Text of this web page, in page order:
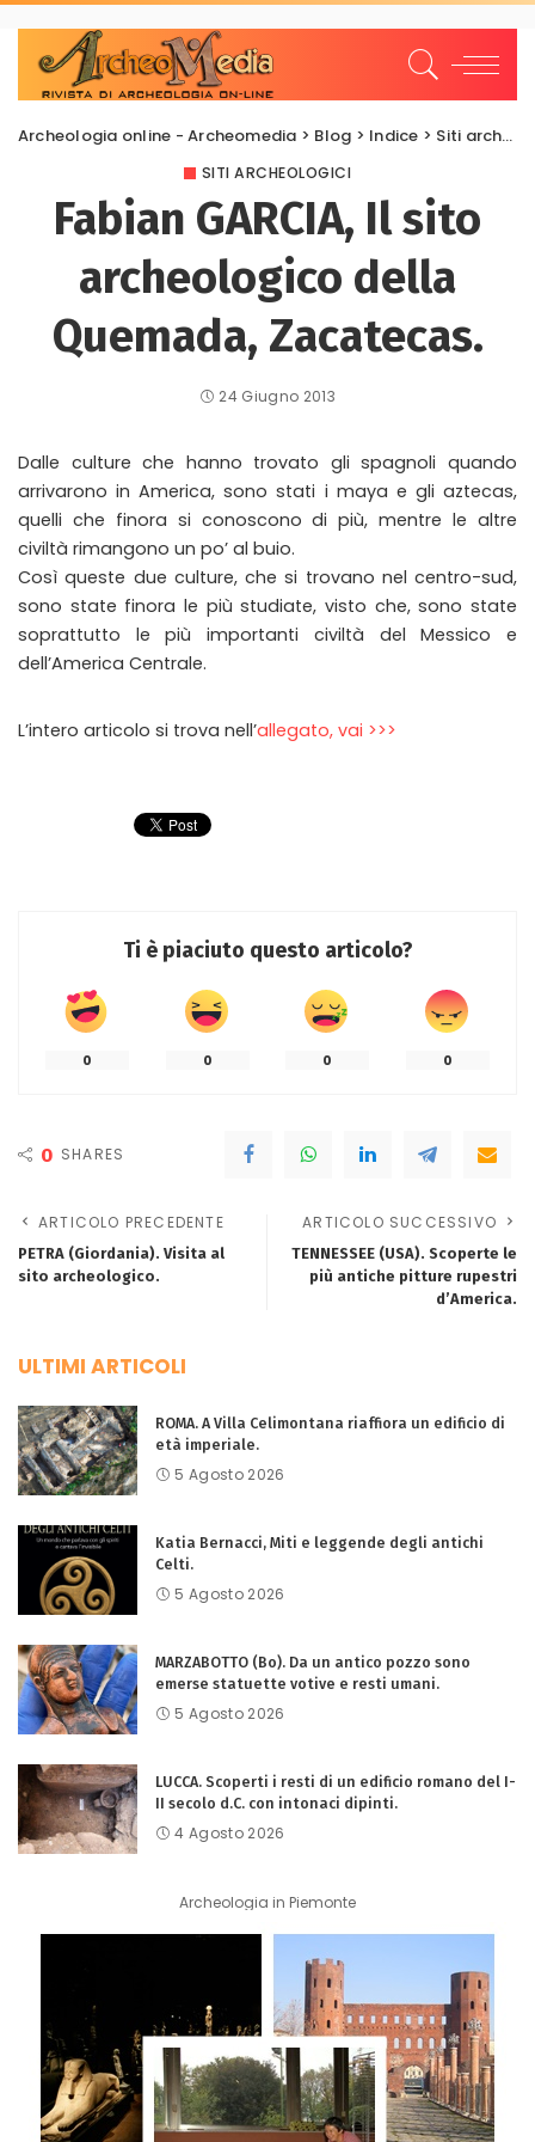
Archeologia online - Archeomedia > Blog > Indice > Siti archeologici
SITI ARCHEOLOGICI
Fabian GARCIA, Il sito
archeologico della
Quemada, Zacatecas.
24 Giugno 2013
Dalle culture che hanno trovato gli spagnoli quando
arrivarono in America, sono stati i maya e gli aztecas,
quelli che finora si conoscono di più, mentre le altre
civiltà rimangono un po’ al buio.
Così queste due culture, che si trovano nel centro-sud,
sono state finora le più studiate, visto che, sono state
soprattutto le più importanti civiltà del Messico e
dell’America Centrale.
L’intero articolo si trova nell’allegato, vai >>>
Ti è piaciuto questo articolo?
0 0 0 0
0 SHARES
ARTICOLO PRECEDENTE
PETRA (Giordania). Visita al
sito archeologico.
ARTICOLO SUCCESSIVO
TENNESSEE (USA). Scoperte le
più antiche pitture rupestri
d’America.
ULTIMI ARTICOLI
ROMA. A Villa Celimontana riaffiora un edificio di
età imperiale.
5 Agosto 2026
Katia Bernacci, Miti e leggende degli antichi
Celti.
5 Agosto 2026
MARZABOTTO (Bo). Da un antico pozzo sono
emerse statuette votive e resti umani.
5 Agosto 2026
LUCCA. Scoperti i resti di un edificio romano del I-
II secolo d.C. con intonaci dipinti.
4 Agosto 2026
Archeologia in Piemonte